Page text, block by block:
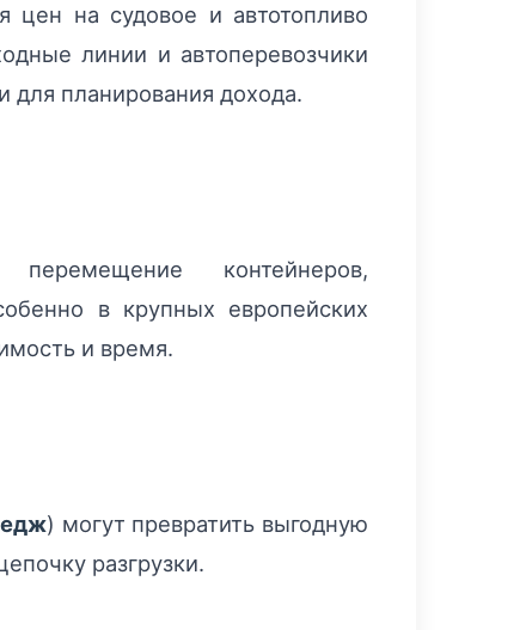
на судовое и автотопливо
линии и автоперевозчики
для планирования дохода.
контейнеров,
в крупных европейских
и время.
) могут превратить выгодную
разгрузки.